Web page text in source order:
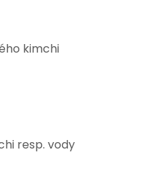
kimchi
resp. vody